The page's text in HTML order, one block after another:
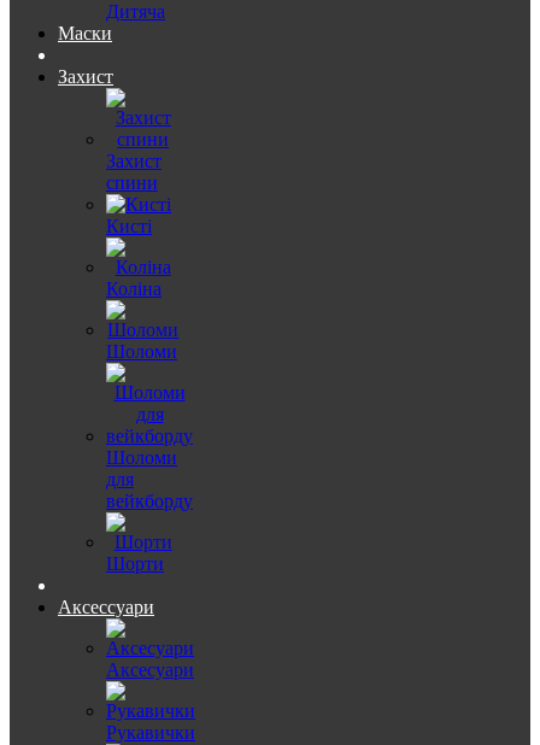
Дитяча
Маски
Захист
Захист
спини
Кисті
Коліна
Шоломи
Шоломи
для
вейкборду
Шорти
Аксессуари
Аксесуари
Рукавички